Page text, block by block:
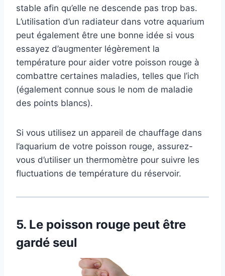
stable afin qu’elle ne descende pas trop bas.
L’utilisation d’un radiateur dans votre aquarium
peut également être une bonne idée si vous
essayez d’augmenter légèrement la
température pour aider votre poisson rouge à
combattre certaines maladies, telles que l’ich
(également connue sous le nom de maladie
des points blancs).
Si vous utilisez un appareil de chauffage dans
l’aquarium de votre poisson rouge, assurez-
vous d’utiliser un thermomètre pour suivre les
fluctuations de température du réservoir.
5. Le poisson rouge peut être
gardé seul